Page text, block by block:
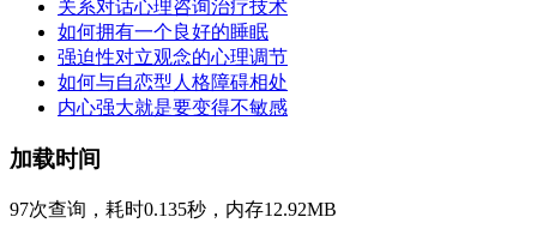
关系对话心理咨询治疗技术
如何拥有一个良好的睡眠
强迫性对立观念的心理调节
如何与自恋型人格障碍相处
内心强大就是要变得不敏感
加载时间
97次查询，耗时0.135秒，内存12.92MB